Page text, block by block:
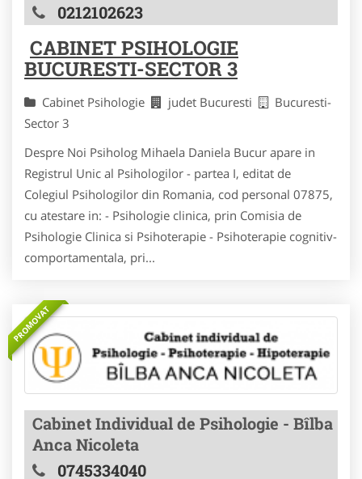
0212102623
CABINET PSIHOLOGIE
BUCURESTI-SECTOR 3
Cabinet Psihologie judet Bucuresti
Bucuresti-
Sector 3
Despre Noi Psiholog Mihaela Daniela Bucur apare in
Registrul Unic al Psihologilor - partea I, editat de
Colegiul Psihologilor din Romania, cod personal 07875,
cu atestare in: - Psihologie clinica, prin Comisia de
Psihologie Clinica si Psihoterapie - Psihoterapie cognitiv-
comportamentala, pri...
PROMOVAT
Cabinet Individual de Psihologie - Bîlba
Anca Nicoleta
0745334040